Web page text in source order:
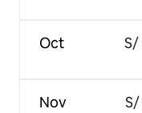
Oct
Nov
S/